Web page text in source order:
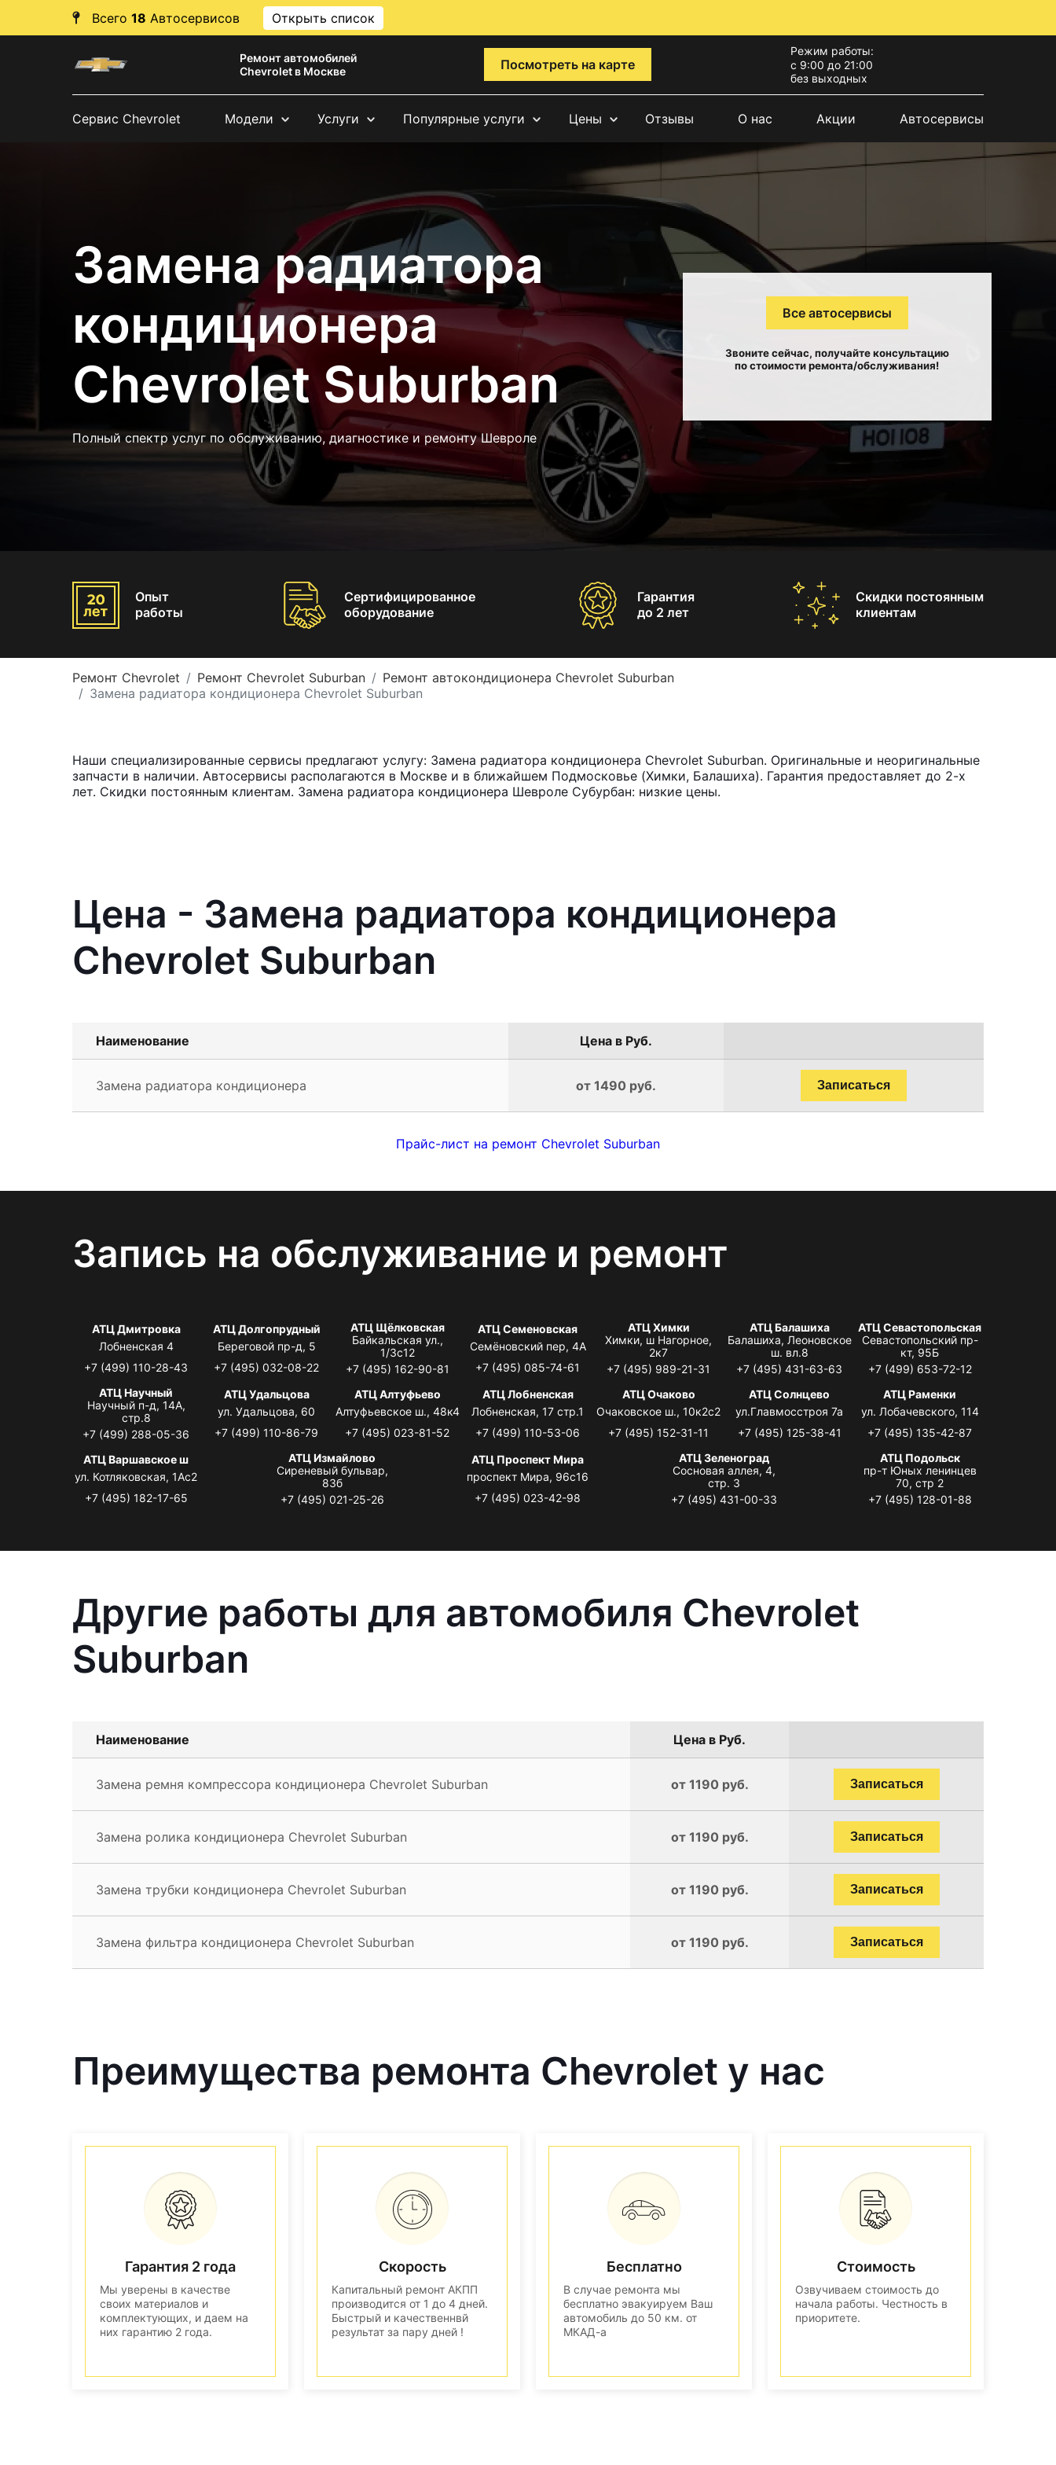
Всего 18 Автосервисов Открыть список
Ремонт автомобилей
Chevrolet в Москве
Посмотреть на карте
Режим работы:
с 9:00 до 21:00
без выходных
Сервис Chevrolet Модели Услуги Популярные услуги Цены Отзывы О нас Акции Автосервисы
Замена радиатора
кондиционера
Chevrolet Suburban
Полный спектр услуг по обслуживанию, диагностике и ремонту Шевроле
Все автосервисы
Звоните сейчас, получайте консультацию
по стоимости ремонта/обслуживания!
Опыт
работы
Сертифицированное
оборудование
Гарантия
до 2 лет
Скидки постоянным
клиентам
Ремонт Chevrolet Ремонт Chevrolet Suburban
Ремонт автокондиционера Chevrolet Suburban
Замена радиатора кондиционера Chevrolet Suburban
Наши специализированные сервисы предлагают услугу: Замена радиатора кондиционера Chevrolet Suburban. Оригинальные и неоригинальные
запчасти в наличии. Автосервисы располагаются в Москве и в ближайшем Подмосковье (Химки, Балашиха). Гарантия предоставляет до 2-х
лет. Скидки постоянным клиентам. Замена радиатора кондиционера Шевроле Субурбан: низкие цены.
Цена - Замена радиатора кондиционера
Chevrolet Suburban
Наименование Цена в Руб.
Замена радиатора кондиционера от 1490 руб. Записаться
Прайс-лист на ремонт Chevrolet Suburban
Запись на обслуживание и ремонт
АТЦ Дмитровка
Лобненская 4
+7 (499) 110-28-43
АТЦ Долгопрудный
Береговой пр-д, 5
+7 (495) 032-08-22
АТЦ Щёлковская
Байкальская ул.,
1/3с12
+7 (495) 162-90-81
АТЦ Семеновская
Семёновский пер, 4А
+7 (495) 085-74-61
АТЦ Химки
Химки, ш Нагорное,
2к7
+7 (495) 989-21-31
АТЦ Балашиха
Балашиха, Леоновское
ш. вл.8
+7 (495) 431-63-63
АТЦ Севастопольская
Севастопольский пр-
кт, 95Б
+7 (499) 653-72-12
АТЦ Научный
Научный п-д, 14А,
стр.8
+7 (499) 288-05-36
АТЦ Удальцова
ул. Удальцова, 60
+7 (499) 110-86-79
АТЦ Алтуфьево
Алтуфьевское ш., 48к4
+7 (495) 023-81-52
АТЦ Лобненская
Лобненская, 17 стр.1
+7 (499) 110-53-06
АТЦ Очаково
Очаковское ш., 10к2с2
+7 (495) 152-31-11
АТЦ Солнцево
ул.Главмосстроя 7а
+7 (495) 125-38-41
АТЦ Раменки
ул. Лобачевского, 114
+7 (495) 135-42-87
АТЦ Варшавское ш
ул. Котляковская, 1Ас2
+7 (495) 182-17-65
АТЦ Измайлово
Сиреневый бульвар,
83б
+7 (495) 021-25-26
АТЦ Проспект Мира
проспект Мира, 96с16
+7 (495) 023-42-98
АТЦ Зеленоград
Сосновая аллея, 4,
стр. 3
+7 (495) 431-00-33
АТЦ Подольск
пр-т Юных ленинцев
70, стр 2
+7 (495) 128-01-88
Другие работы для автомобиля Chevrolet
Suburban
Наименование Цена в Руб.
Замена ремня компрессора кондиционера Chevrolet Suburban от 1190 руб. Записаться
Замена ролика кондиционера Chevrolet Suburban от 1190 руб. Записаться
Замена трубки кондиционера Chevrolet Suburban от 1190 руб. Записаться
Замена фильтра кондиционера Chevrolet Suburban от 1190 руб. Записаться
Преимущества ремонта Chevrolet у нас
Гарантия 2 года
Мы уверены в качестве
своих материалов и
комплектующих, и даем на
них гарантию 2 года.
Скорость
Капитальный ремонт АКПП
производится от 1 до 4 дней.
Быстрый и качественнвй
результат за пару дней !
Бесплатно
В случае ремонта мы
бесплатно эвакуируем Ваш
автомобиль до 50 км. от
МКАД-а
Стоимость
Озвучиваем стоимость до
начала работы. Честность в
приоритете.